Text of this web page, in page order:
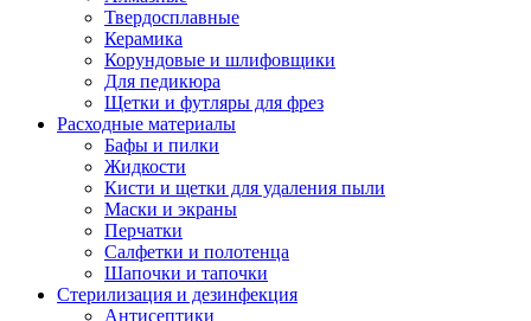
Твердосплавные
Керамика
Корундовые и шлифовщики
Для педикюра
Щетки и футляры для фрез
Расходные материалы
Бафы и пилки
Жидкости
Кисти и щетки для удаления пыли
Маски и экраны
Перчатки
Салфетки и полотенца
Шапочки и тапочки
Стерилизация и дезинфекция
Антисептики